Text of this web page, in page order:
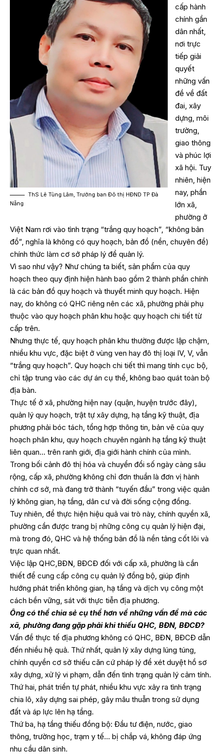
ThS Lê Tùng Lâm, Trưởng ban Đô thị HĐND TP Đà
Nẵng
cấp hành
chính gần
dân nhất,
nơi trực
tiếp giải
quyết
những vấn
đề về đất
đai, xây
dựng, môi
trường,
giao thông
và phúc lợi
xã hội. Tuy
nhiên, hiện
nay, phần
lớn xã,
phường ở
Việt Nam rơi vào tình trạng “trắng quy hoạch”, “không bản
đồ”, nghĩa là không có quy hoạch, bản đồ (nền, chuyên đề)
chính thức làm cơ sở pháp lý để quản lý.
Vì sao như vậy? Như chúng ta biết, sản phẩm của quy
hoạch theo quy định hiện hành bao gồm 2 thành phần chính
là các bản đồ quy hoạch và thuyết minh quy hoạch. Hiện
nay, do không có QHC riêng nên các xã, phường phải phụ
thuộc vào quy hoạch phân khu hoặc quy hoạch chi tiết từ
cấp trên.
Nhưng thực tế, quy hoạch phân khu thường được lập chậm,
nhiều khu vực, đặc biệt ở vùng ven hay đô thị loại IV, V, vẫn
“trắng quy hoạch”. Quy hoạch chi tiết thì mang tính cục bộ,
chỉ tập trung vào các dự án cụ thể, không bao quát toàn bộ
địa bàn.
Thực tế ở xã, phường hiện nay (quận, huyện trước đây),
quản lý quy hoạch, trật tự xây dựng, hạ tầng kỹ thuật, địa
phương phải bóc tách, tổng hợp thông tin, bản vẽ của quy
hoạch phân khu, quy hoạch chuyên ngành hạ tầng kỹ thuật
liên quan… trên ranh giới, địa giới hành chính của mình.
Trong bối cảnh đô thị hóa và chuyển đổi số ngày càng sâu
rộng, cấp xã, phường không chỉ đơn thuần là đơn vị hành
chính cơ sở, mà đang trở thành “tuyến đầu” trong việc quản
lý không gian, hạ tầng, dân cư và đời sống cộng đồng.
Tuy nhiên, để thực hiện hiệu quả vai trò này, chính quyền xã,
phường cần được trang bị những công cụ quản lý hiện đại,
mà trong đó, QHC và hệ thống bản đồ là nền tảng cốt lõi và
trực quan nhất.
Việc lập QHC,BĐN, BĐCĐ đối với cấp xã, phường là cần
thiết để cung cấp công cụ quản lý đồng bộ, giúp định
hướng phát triển không gian, hạ tầng và dịch vụ công một
cách bền vững, sát với thực tiễn địa phương.
Ông có thể chia sẻ cụ thể hơn về những vấn đề mà các
xã, phường đang gặp phải khi thiếu QHC, BĐN, BĐCĐ?
Vấn đề thực tế địa phương không có QHC, BĐN, BĐCĐ dẫn
đến nhiều hệ quả. Thứ nhất, quản lý xây dựng lúng túng,
chính quyền cơ sở thiếu căn cứ pháp lý để xét duyệt hồ sơ
xây dựng, xử lý vi phạm, dẫn đến tình trạng quản lý cảm tính.
Thứ hai, phát triển tự phát, nhiều khu vực xảy ra tình trạng
chia lô, xây dựng sai phép, gây mâu thuẫn trong sử dụng
đất và áp lực lên hạ tầng.
Thứ ba, hạ tầng thiếu đồng bộ: Đầu tư điện, nước, giao
thông, trường học, trạm y tế… bị chắp vá, không đáp ứng
nhu cầu dân sinh.